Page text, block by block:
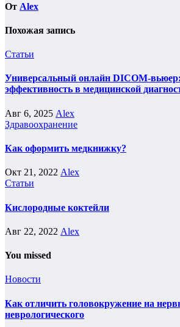
От Alex
Похожая запись
Статьи
Универсальный онлайн DICOM-вьюер:
эффективность в медицинской
Авг 6, 2025 Alex
Здравоохранение
Как оформить медкнижку?
Окт 21, 2022 Alex
Статьи
Кислородные коктейли
Авг 22, 2022 Alex
You missed
Новости
Как отличить головокружение на
неврологического